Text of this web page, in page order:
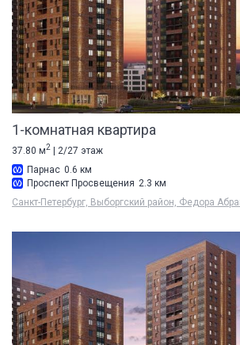
1-комнатная квартира
37.80 м2 | 2/27 этаж
Парнас 0.6 км
Проспект Просвещения 2.3 км
Санкт-Петербург, Выборгский район, Федора